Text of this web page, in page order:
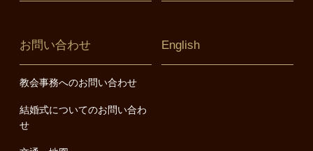
お問い合わせ
教会事務へのお問い合わせ
結婚式についてのお問い合わ
せ
English